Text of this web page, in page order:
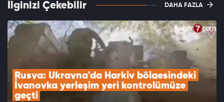
İlginizi Çekebilir DAHA FAZLA
Rusya: Ukrayna'da Harkiv bölgesindeki
İvanovka yerleşim yeri kontrolümüze
geçti